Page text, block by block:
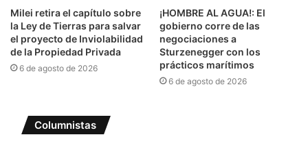
Milei retira el capítulo sobre
la Ley de Tierras para salvar
el proyecto de Inviolabilidad
de la Propiedad Privada
6 de agosto de 2026
¡HOMBRE AL AGUA!: El
gobierno corre de las
negociaciones a
Sturzenegger con los
prácticos marítimos
6 de agosto de 2026
Columnistas